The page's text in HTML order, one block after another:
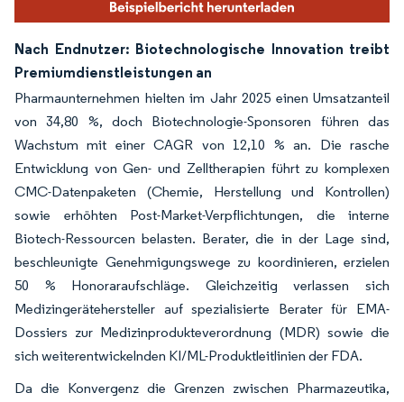
Nach Endnutzer: Biotechnologische Innovation treibt
Premiumdienstleistungen an
Pharmaunternehmen hielten im Jahr 2025 einen Umsatzanteil
von 34,80 %, doch Biotechnologie-Sponsoren führen das
Wachstum mit einer CAGR von 12,10 % an. Die rasche
Entwicklung von Gen- und Zelltherapien führt zu komplexen
CMC-Datenpaketen (Chemie, Herstellung und Kontrollen)
sowie erhöhten Post-Market-Verpflichtungen, die interne
Biotech-Ressourcen belasten. Berater, die in der Lage sind,
beschleunigte Genehmigungswege zu koordinieren, erzielen
50 % Honoraraufschläge. Gleichzeitig verlassen sich
Medizingerätehersteller auf spezialisierte Berater für EMA-
Dossiers zur Medizinprodukteverordnung (MDR) sowie die
sich weiterentwickelnden KI/ML-Produktleitlinien der FDA.
Da die Konvergenz die Grenzen zwischen Pharmazeutika,